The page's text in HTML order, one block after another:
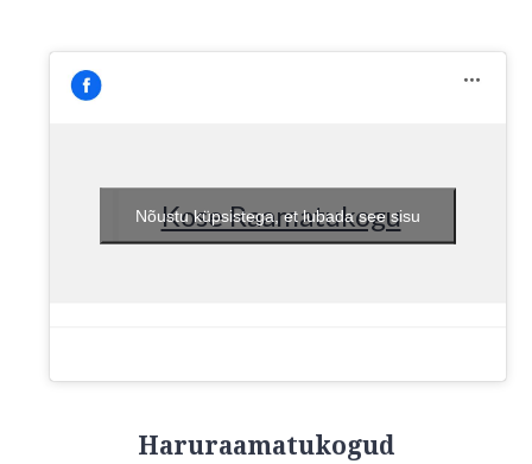
Kose Raamatukogu
Nõustu küpsistega, et lubada see sisu
Haruraamatukogud